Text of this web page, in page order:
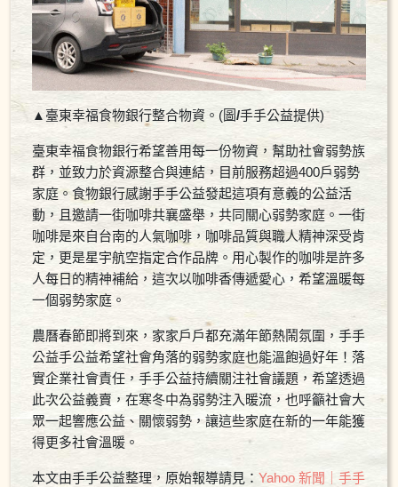
▲ 臺東幸福食物銀行整合物資。(圖/手手公益提供)
臺東幸福食物銀行希望善用每一份物資，幫助社會弱勢族
群，並致力於資源整合與連結，目前服務超過400戶弱勢
家庭。食物銀行感謝手手公益發起這項有意義的公益活
動，且邀請一街咖啡共襄盛舉，共同關心弱勢家庭。一街
咖啡是來自台南的人氣咖啡，咖啡品質與職人精神深受肯
定，更是星宇航空指定合作品牌。用心製作的咖啡是許多
人每日的精神補給，這次以咖啡香傳遞愛心，希望溫暖每
一個弱勢家庭。
農曆春節即將到來，家家戶戶都充滿年節熱鬧氛圍，手手
公益手公益希望社會角落的弱勢家庭也能溫飽過好年！落
實企業社會責任，手手公益持續關注社會議題，希望透過
此次公益義賣，在寒冬中為弱勢注入暖流，也呼籲社會大
眾一起響應公益、關懷弱勢，讓這些家庭在新的一年能獲
得更多社會溫暖。
本文由手手公益整理，原始報導請見： Yahoo 新聞｜手手